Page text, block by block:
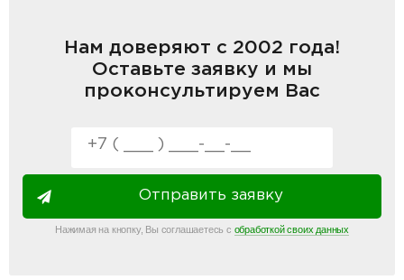
Нам доверяют с 2002 года!
Оставьте заявку и мы
проконсультируем Вас
Отправить заявку
Нажимая на кнопку, Вы соглашаетесь с обработкой своих данных